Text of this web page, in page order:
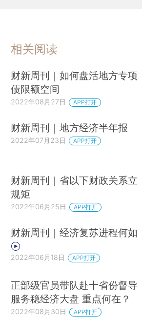
相关阅读
财新周刊｜如何盘活地方专项
债限额空间
2022年08月27日 APP打开
财新周刊｜地方经济半年报
2022年07月23日 APP打开
财新周刊｜省以下财政关系立
规矩
2022年06月25日 APP打开
财新周刊｜经济复苏进程何如
2022年06月18日 APP打开
正部级官员带队赴十省份督导
服务稳经济大盘 重点何在？
2022年08月30日 APP打开